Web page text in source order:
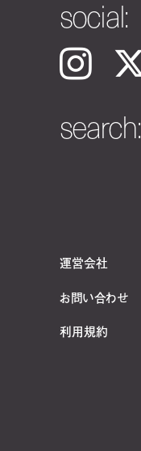
social:
Instagram 𝕏
search:
運営会社
お問い合わせ
利用規約